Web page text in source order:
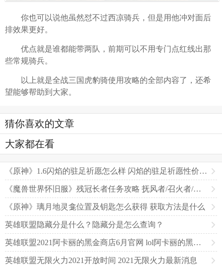
你也可以说他虽然怼不过西凉骑兵，但是用他冲对面后
排效果更好。
优点就是谁都能带两队，前期可以不用专门点红线出那
些常规骑兵。
以上就是全战三国虎豹骑使用攻略的全部内容了，还希
望能够帮助到大家。
猜你喜欢的文章
大家都在看
《原神》1.6闪焰的驻足祈愿怎么样 闪焰的驻足祈愿性价比分析
《魔兽世界怀旧服》残冠长者任务攻略 抚风者/召火者/唤水者在哪
《原神》璃月地灵龛位置及钥匙怎么获得 获取方法是什么
英雄联盟隐藏分是什么？隐藏分是怎么查询？
英雄联盟2021阿卡丽的黑金商店6月官网 lol阿卡丽的黑金商店6月入口
英雄联盟无限火力2021开放时间 2021无限火力最新消息